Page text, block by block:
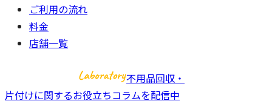
ご利用の流れ
料金
店舗一覧
不用品回収・
片付けに関するお役立ちコラムを配信中